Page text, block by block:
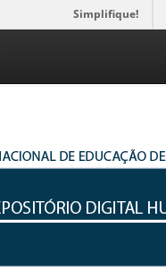
Simplifique!